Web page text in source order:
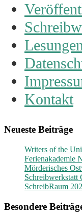
Kontakt
Neueste Beiträge
Writers of the
Ferienakademie
Mörderisches
Schreibwerkstatt
SchreibRaum
Besondere